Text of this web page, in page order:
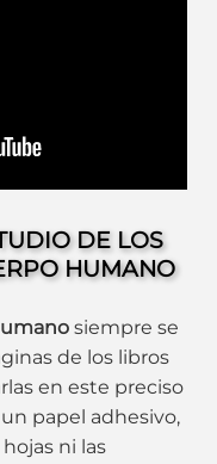
DE LOS
HUMANO
siempre se
de los libros
en este preciso
papel adhesivo,
ni las